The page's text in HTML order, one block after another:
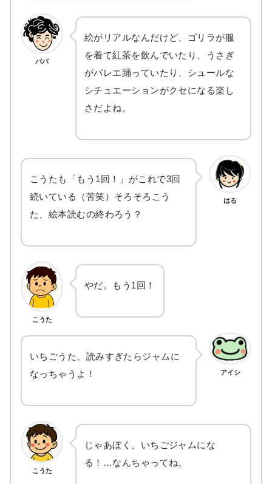
パパ
絵がリアルなんだけど、ゴリラが服
を着て紅茶を飲んでいたり、うさぎ
がバレエ踊っていたり、シュールな
シチュエーションがクセになる楽し
さだよね。
はる
こうたも「もう1回！」がこれで3回
続いている（苦笑）そろそろこう
た、絵本読むの終わろう？
こうた
やだ。もう1回！
アイシ
いちごうた、読みすぎたらジャムに
なっちゃうよ！
こうた
じゃあぼく、いちごジャムにな
る！…なんちゃってね。